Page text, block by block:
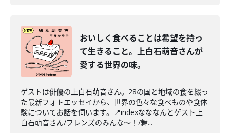
おいしく食べることは希望を持っ
て生きること。上白石萌音さんが
愛する世界の味。
ゲストは俳優の上白石萌音さん。28の国と地域の食を綴っ
た最新フォトエッセイから、世界の色々な食べものや食体
験についてお話を伺います。📍indexなななんとゲスト上
白石萌音さん/フレンズのみんな〜！/舞...